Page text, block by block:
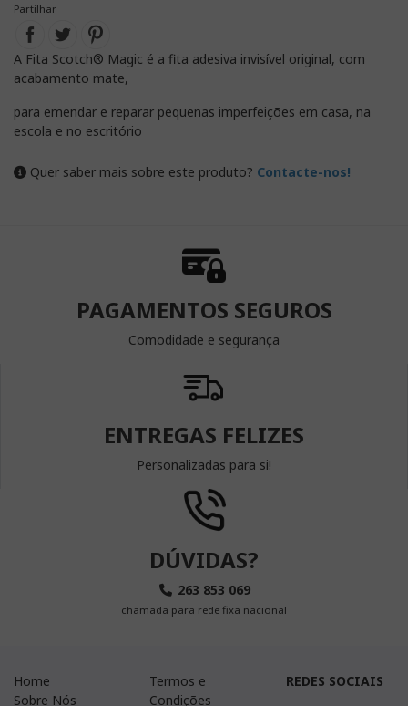
Partilhar
A Fita Scotch® Magic é a fita adesiva invisível original, com
acabamento mate,
para emendar e reparar pequenas imperfeições em casa, na
escola e no escritório
Quer saber mais sobre este produto? Contacte-nos!
PAGAMENTOS SEGUROS
Comodidade e segurança
ENTREGAS FELIZES
Personalizadas para si!
DÚVIDAS?
263 853 069
chamada para rede fixa nacional
Home
Sobre Nós
Termos e
Condições
REDES SOCIAIS